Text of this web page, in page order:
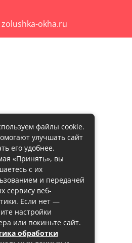
zolushka-okha.ru
файлы cookie.
улучшать сайт
его удобнее.
«Принять», вы
с их
и передачей
сервису веб-
Если нет —
настройки
или покиньте сайт.
обработки